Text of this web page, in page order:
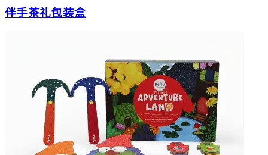
伴手茶礼包装盒